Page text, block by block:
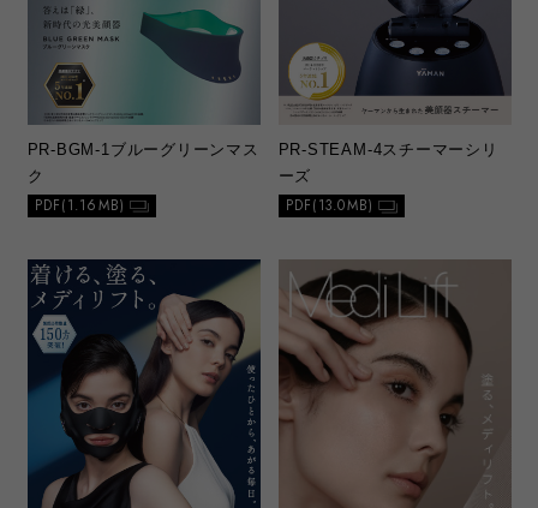
PR-BGM-1ブルーグリーンマス
ク
PDF(1.16MB)
PR-STEAM-4スチーマーシリ
ーズ
PDF(13.0MB)